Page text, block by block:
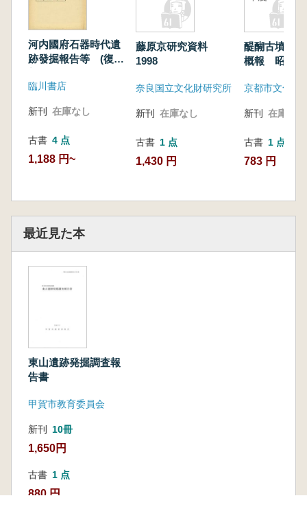
河内國府石器時代遺
跡發掘報告等 (復
臨川書店
新刊 在庫なし
古書 4 点
1,188 円~
藤原京研究資料
1998
奈良国立文化財研究所
新刊 在庫なし
古書 1 点
1,430 円
醍醐古墳群
概報 昭和60
京都市文化観
新刊 在庫なし
古書 1 点
783 円
最近見た本
東山遺跡発掘調査報
告書
甲賀市教育委員会
新刊 10冊
1,650円
古書 1 点
880 円